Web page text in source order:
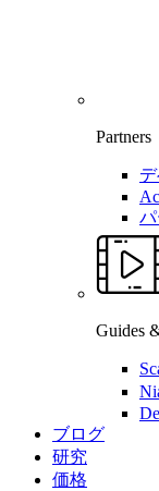
Partners
Guides
ブログ
研究
価格